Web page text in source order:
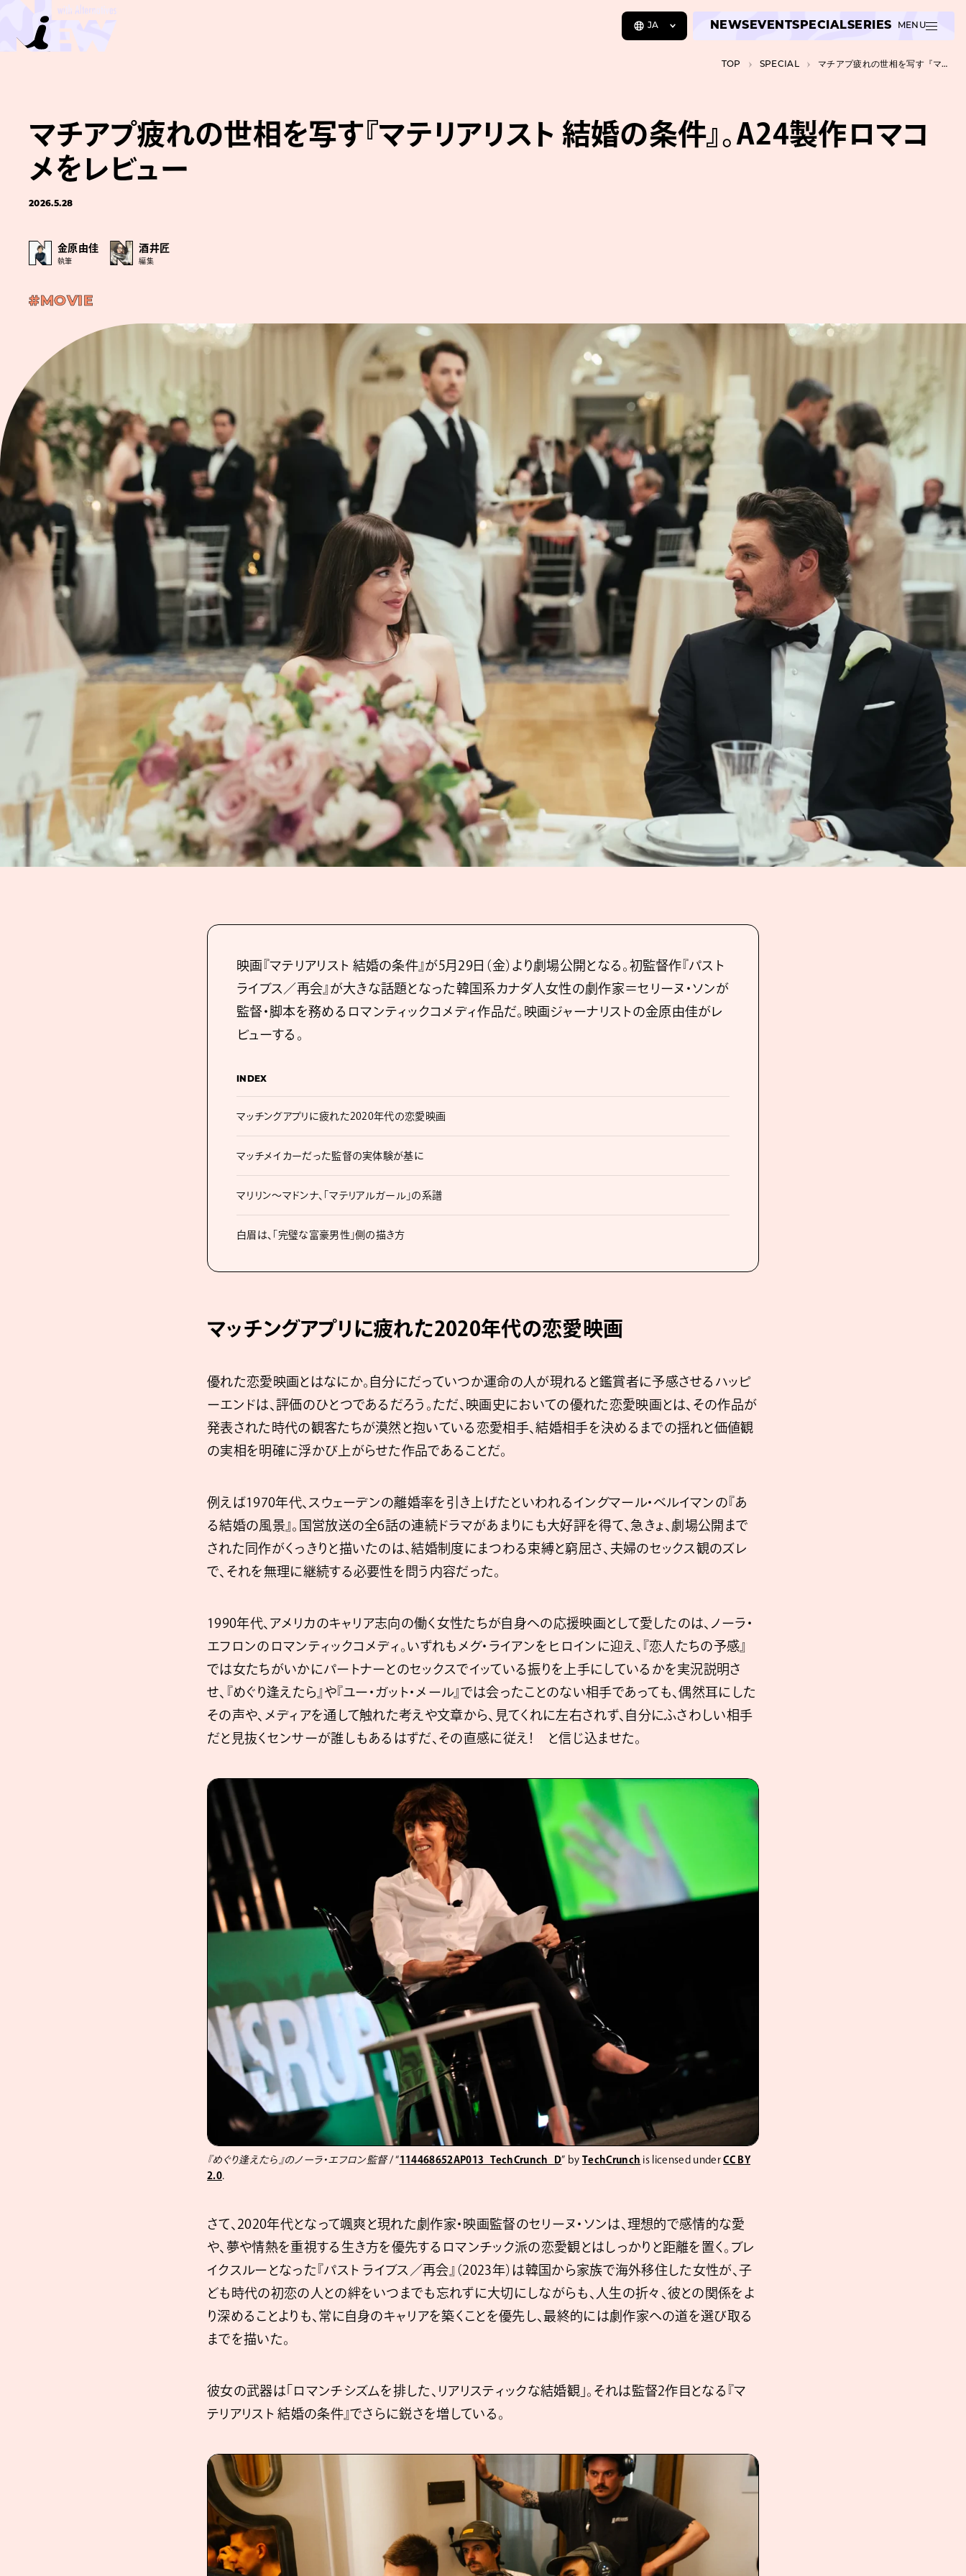
JA NEWS EVENTSPECIALSERIES MENU
TOP SPECIAL マチアプ疲れの世相を写す『マテリアリスト 結婚の条件』。A24製作ロマコメをレビュー
マチアプ疲れの世相を写す『マテリアリスト 結婚の条件』。A24製作ロマコ
メをレビュー
2026.5.28
金原由佳
執筆
酒井匠
編集
#MOVIE
映画『マテリアリスト 結婚の条件』が5月29日（金）より劇場公開となる。初監督作『パスト
ライブス／再会』が大きな話題となった韓国系カナダ人女性の劇作家＝セリーヌ・ソンが
監督・脚本を務めるロマンティックコメディ作品だ。映画ジャーナリストの金原由佳がレ
ビューする。
INDEX
マッチングアプリに疲れた2020年代の恋愛映画
マッチメイカーだった監督の実体験が基に
マリリン〜マドンナ、「マテリアルガール」の系譜
白眉は、「完璧な富豪男性」側の描き方
マッチングアプリに疲れた2020年代の恋愛映画
優れた恋愛映画とはなにか。自分にだっていつか運命の人が現れると鑑賞者に予感させるハッピ
ーエンドは、評価のひとつであるだろう。ただ、映画史においての優れた恋愛映画とは、その作品が
発表された時代の観客たちが漠然と抱いている恋愛相手、結婚相手を決めるまでの揺れと価値観
の実相を明確に浮かび上がらせた作品であることだ。
例えば1970年代、スウェーデンの離婚率を引き上げたといわれるイングマール・ベルイマンの『あ
る結婚の風景』。国営放送の全6話の連続ドラマがあまりにも大好評を得て、急きょ、劇場公開まで
された同作がくっきりと描いたのは、結婚制度にまつわる束縛と窮屈さ、夫婦のセックス観のズレ
で、それを無理に継続する必要性を問う内容だった。
1990年代、アメリカのキャリア志向の働く女性たちが自身への応援映画として愛したのは、ノーラ・
エフロンのロマンティックコメディ。いずれもメグ・ライアンをヒロインに迎え、『恋人たちの予感』
では女たちがいかにパートナーとのセックスでイッている振りを上手にしているかを実況説明さ
せ、『めぐり逢えたら』や『ユー・ガット・メール』では会ったことのない相手であっても、偶然耳にした
その声や、メディアを通して触れた考えや文章から、見てくれに左右されず、自分にふさわしい相手
だと見抜くセンサーが誰しもあるはずだ、その直感に従え！ と信じ込ませた。
『めぐり逢えたら』のノーラ・エフロン監督/ “114468652AP013_TechCrunch_D” by TechCrunch is licensed underCC BY
2.0.
さて、2020年代となって颯爽と現れた劇作家・映画監督のセリーヌ・ソンは、理想的で感情的な愛
や、夢や情熱を重視する生き方を優先するロマンチック派の恋愛観とはしっかりと距離を置く。ブレ
イクスルーとなった『パスト ライブス／再会』（2023年）は韓国から家族で海外移住した女性が、子
ども時代の初恋の人との絆をいつまでも忘れずに大切にしながらも、人生の折々、彼との関係をよ
り深めることよりも、常に自身のキャリアを築くことを優先し、最終的には劇作家への道を選び取る
までを描いた。
彼女の武器は「ロマンチシズムを排した、リアリスティックな結婚観」。それは監督2作目となる『マ
テリアリスト 結婚の条件』でさらに鋭さを増している。